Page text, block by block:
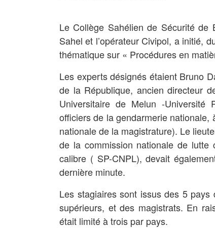
Le Collège Sahélien de Sécurité de
Sahel et l’opérateur Civipol, a initié,
thématique sur « Procédures en
Les experts désignés étaient Bruno
de la République, ancien directeur
Universitaire de Melun -Université
officiers de la gendarmerie nationale,
nationale de la magistrature). Le
de la commission nationale de
calibre ( SP-CNPL), devait
dernière minute.
Les stagiaires sont issus des 5
supérieurs, et des magistrats. En
était limité à trois par pays.